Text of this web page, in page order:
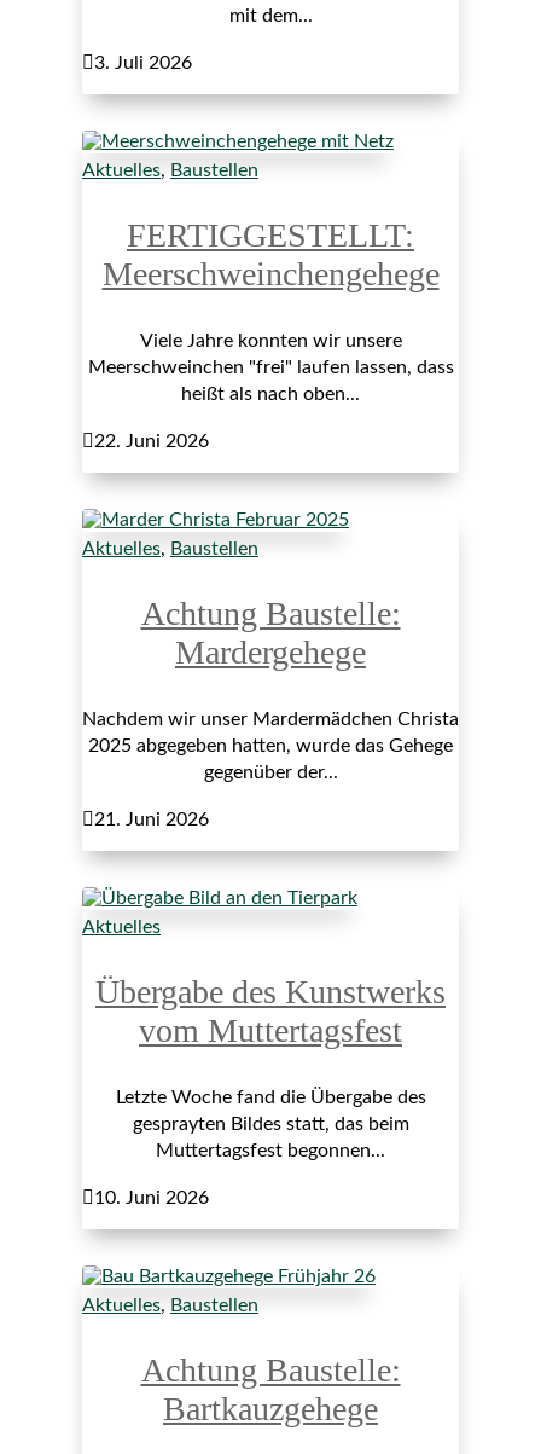
mit dem...
3. Juli 2026
Aktuelles, Baustellen
FERTIGGESTELLT:
Meerschweinchengehege
Viele Jahre konnten wir unsere
Meerschweinchen "frei" laufen lassen, dass
heißt als nach oben...
22. Juni 2026
Aktuelles, Baustellen
Achtung Baustelle:
Mardergehege
Nachdem wir unser Mardermädchen Christa
2025 abgegeben hatten, wurde das Gehege
gegenüber der...
21. Juni 2026
Aktuelles
Übergabe des Kunstwerks
vom Muttertagsfest
Letzte Woche fand die Übergabe des
gesprayten Bildes statt, das beim
Muttertagsfest begonnen...
10. Juni 2026
Aktuelles, Baustellen
Achtung Baustelle:
Bartkauzgehege